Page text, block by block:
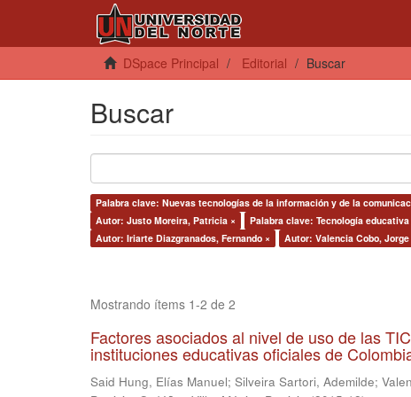
DSpace Principal Editorial Buscar
Buscar
Palabra clave: Nuevas tecnologías de la información y de la
Autor: Justo Moreira, Patricia ×
Palabra clave: Tecnología
Autor: Iriarte Diazgranados, Fernando ×
Autor: Valencia Cobo,
Mostrando ítems 1-2 de 2
Factores asociados al nivel de uso de las
instituciones educativas oficiales de
Said Hung, Elías Manuel; Silveira Sartori, Ademilde;